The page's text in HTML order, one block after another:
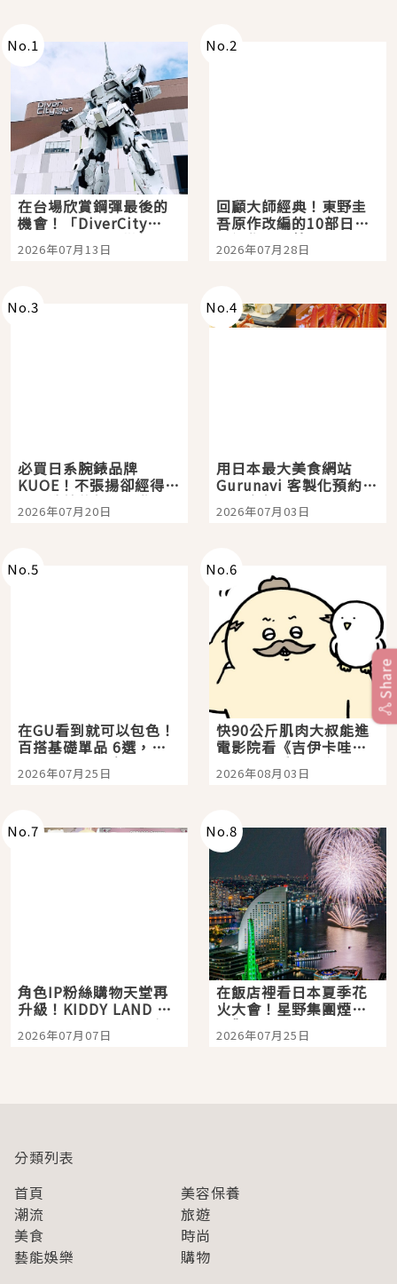
No.1
在台場欣賞鋼彈最後的
機會！「DiverCity
Tokyo Plaza」搭船、
購物、美食及夜景，一
2026年07月13日
No.2
回顧大師經典！東野圭
吾原作改編的10部日本
影視作品推薦
2026年07月28日
No.3
必買日系腕錶品牌
KUOE！不張揚卻經得起
時間洗鍊的經典之作五
選
2026年07月20日
No.4
用日本最大美食網站
Gurunavi 客製化預約九
大都市餐廳，打造專屬
美食體驗！
2026年07月03日
No.5
在GU看到就可以包色！
百搭基礎單品 6選，閉
眼全收也不心疼
2026年07月25日
No.6
快90公斤肌肉大叔能進
電影院看《吉伊卡哇》
嗎？日本重金屬樂團
「打首」會長與nagano
2026年08月03日
No.7
角色IP粉絲購物天堂再
升級！KIDDY LAND 原
宿店吉伊卡哇迎客，新
開幕 OMOKADO 店3分
2026年07月07日
No.8
在飯店裡看日本夏季花
火大會！星野集團煙火
景觀飯店6選，讓你不用
人擠人悠閒欣賞
2026年07月25日
Share
分類列表
首頁
美容保養
潮流
旅遊
美食
時尚
藝能娛樂
購物